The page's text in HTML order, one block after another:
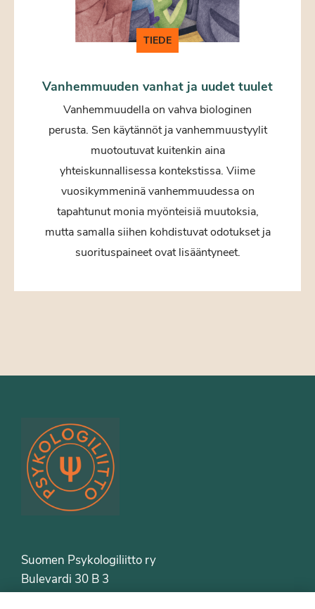
TIEDE
Vanhemmuuden vanhat ja uudet tuulet
Vanhemmuudella on vahva biologinen
perusta. Sen käytännöt ja vanhemmuustyylit
muotoutuvat kuitenkin aina
yhteiskunnallisessa kontekstissa. Viime
vuosikymmeninä vanhemmuudessa on
tapahtunut monia myönteisiä muutoksia,
mutta samalla siihen kohdistuvat odotukset ja
suorituspaineet ovat lisääntyneet.
Suomen Psykologiliitto ry
Bulevardi 30 B 3